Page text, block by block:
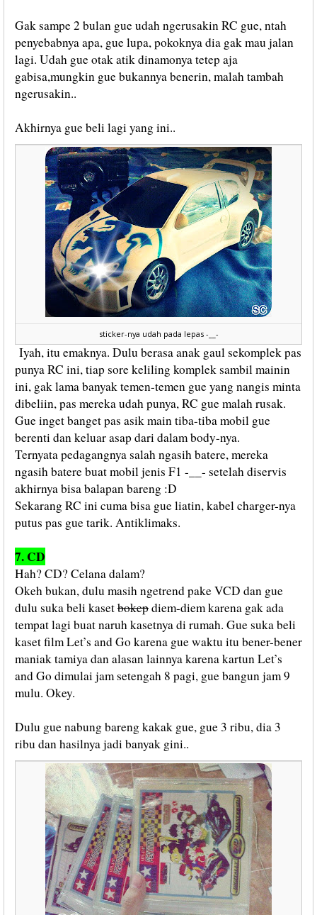
Gak sampe 2 bulan gue udah ngerusakin RC gue, ntah
penyebabnya apa, gue lupa, pokoknya dia gak mau jalan
lagi. Udah gue otak atik dinamonya tetep aja
gabisa,mungkin gue bukannya benerin, malah tambah
ngerusakin..
Akhirnya gue beli lagi yang ini..
sticker-nya udah pada lepas -__-
Iyah, itu emaknya. Dulu berasa anak gaul sekomplek pas
punya RC ini, tiap sore keliling komplek sambil mainin
ini, gak lama banyak temen-temen gue yang nangis minta
dibeliin, pas mereka udah punya, RC gue malah rusak.
Gue inget banget pas asik main tiba-tiba mobil gue
berenti dan keluar asap dari dalam body-nya.
Ternyata pedagangnya salah ngasih batere, mereka
ngasih batere buat mobil jenis F1 -__- setelah diservis
akhirnya bisa balapan bareng :D
Sekarang RC ini cuma bisa gue liatin, kabel charger-nya
putus pas gue tarik. Antiklimaks.
7. CD
Hah? CD? Celana dalam?
Okeh bukan, dulu masih ngetrend pake VCD dan gue
dulu suka beli kasetbokepdiem-diem karena gak ada
tempat lagi buat naruh kasetnya di rumah. Gue suka beli
kaset film Let’s and Go karena gue waktu itu bener-bener
maniak tamiya dan alasan lainnya karena kartun Let’s
and Go dimulai jam setengah 8 pagi, gue bangun jam 9
mulu. Okey.
Dulu gue nabung bareng kakak gue, gue 3 ribu, dia 3
ribu dan hasilnya jadi banyak gini..